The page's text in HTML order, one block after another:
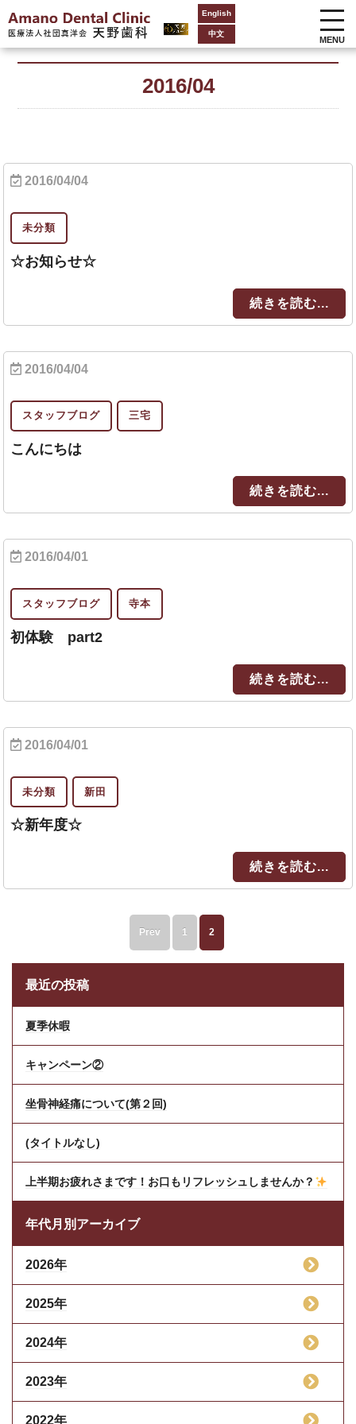
English
中文
MENU
2016/04
2016/04/04
未分類
☆お知らせ☆
続きを読む...
2016/04/04
スタッフブログ 三宅
こんにちは
続きを読む...
2016/04/01
スタッフブログ 寺本
初体験 part2
続きを読む...
2016/04/01
未分類 新田
☆新年度☆
続きを読む...
Prev 1 2
最近の投稿
夏季休暇
キャンペーン②
坐骨神経痛について(第２回)
(タイトルなし)
上半期お疲れさまです！お口もリフレッシュしませんか？
年代月別アーカイブ
2026年
2025年
2024年
2023年
2022年